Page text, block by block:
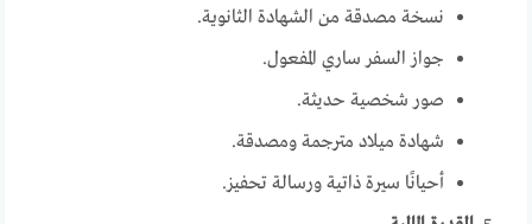
نسخة مصدقة من الشهادة الثانوية.
جواز السفر ساري المفعول.
صور شخصية حديثة.
شهادة ميلاد مترجمة ومصدقة.
أحيانًا سيرة ذاتية ورسالة تحفيز.